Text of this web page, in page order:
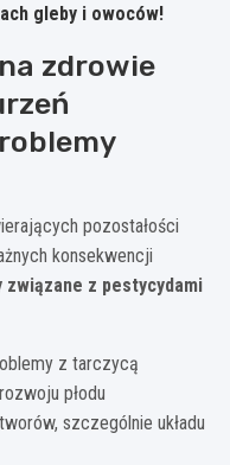
gleby i owoców!
zdrowie
pozostałości
konsekwencji
z pestycydami
z tarczycą
płodu
szczególnie układu